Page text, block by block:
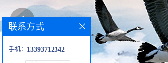
联系方式
手机： 13393712342